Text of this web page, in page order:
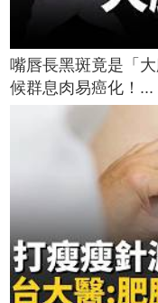
嘴唇長黑斑竟是「
候群息肉易癌化！...